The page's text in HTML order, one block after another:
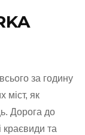
за годину
міст, як
Дорога до
краєвиди та